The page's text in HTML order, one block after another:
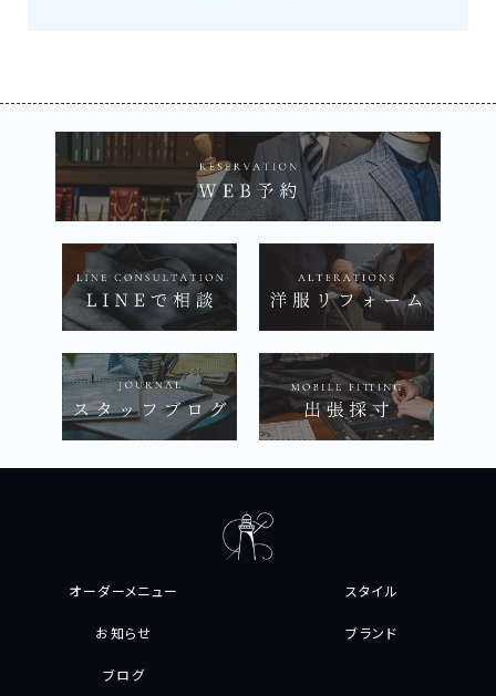
オーダーメニュー
お知らせ
ブログ
スタイル
ブランド